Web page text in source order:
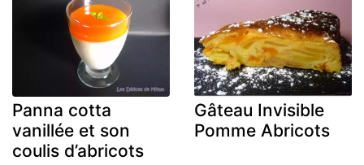
Panna cotta
vanillée et son
coulis d’abricots
Gâteau Invisible
Pomme Abricots